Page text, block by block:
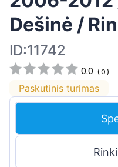
Dešinė /
ID:11742
0.0 (0 )
Paskutinis turimas